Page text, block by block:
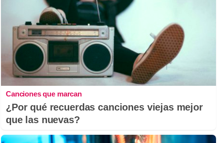
Canciones que marcan
¿Por qué recuerdas canciones viejas mejor
que las nuevas?